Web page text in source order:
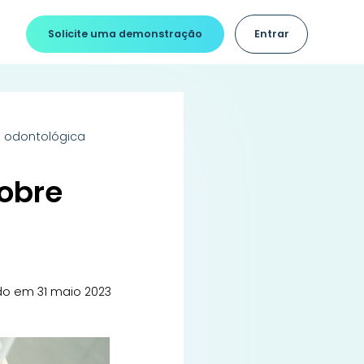
Solicite uma demonstração Entrar
odontológica
em 31 maio 2023